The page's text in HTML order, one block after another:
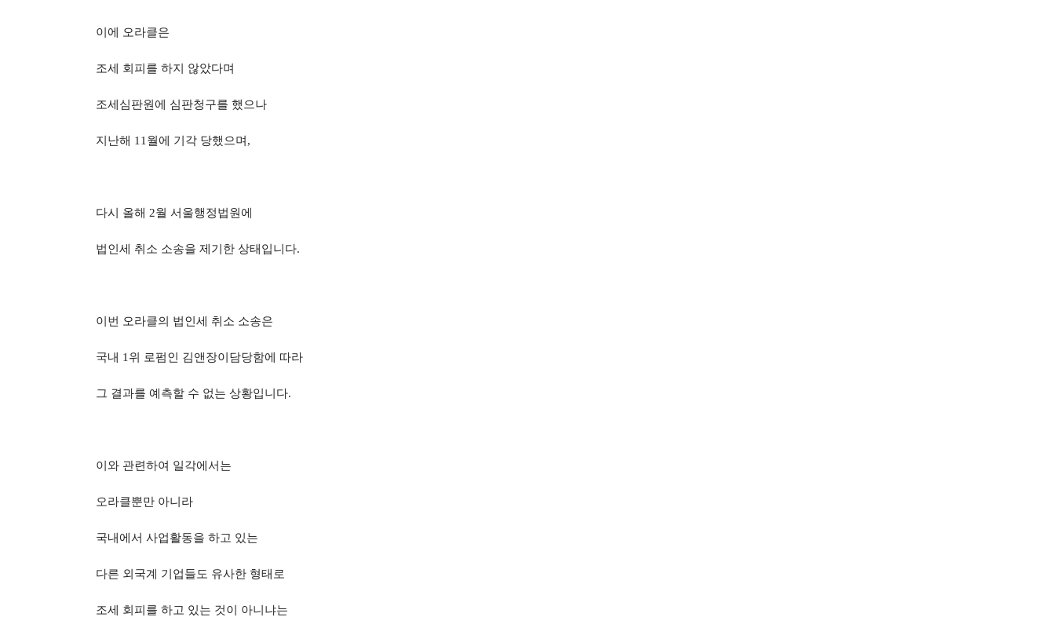
이에 오라클은
조세 회피를 하지 않았다며
조세심판원에 심판청구를 했으나
지난해 11 월에 기각 당했으며 ,
다시 올해 2월 서울행정법원에
법인세 취소 소송을 제기한 상태입니다.
이번 오라클의 법인세 취소 소송은
국내 1 위 로펌인 김앤장이담당함에 따라
그 결과를 예측할 수 없는 상황입니다.
이와 관련하여 일각에서는
오라클뿐만 아니라
국내에서 사업활동을 하고 있는
다른 외국계 기업들도 유사한 형태로
조세 회피를 하고 있는 것이 아니냐는